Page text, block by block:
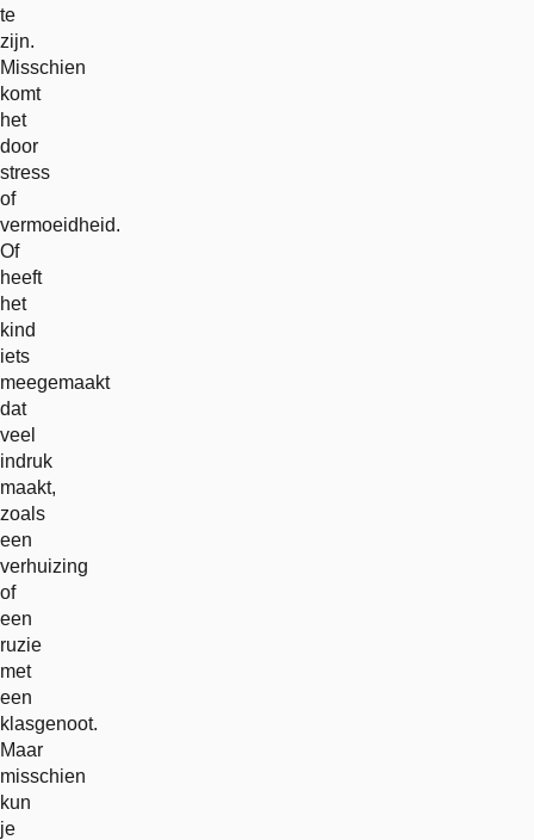
te
zijn.
Misschien
komt
het
door
stress
of
vermoeidheid.
Of
heeft
het
kind
iets
meegemaakt
dat
veel
indruk
maakt,
zoals
een
verhuizing
of
een
ruzie
met
een
klasgenoot.
Maar
misschien
kun
je